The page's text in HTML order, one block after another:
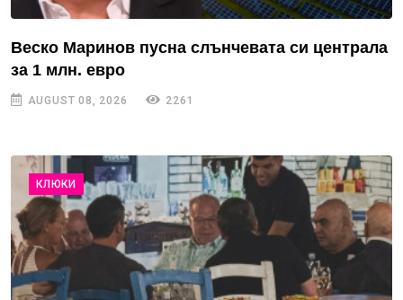
Веско Маринов пусна слънчевата си централа
за 1 млн. евро
AUGUST 08, 2026 2261
КЛЮКИ